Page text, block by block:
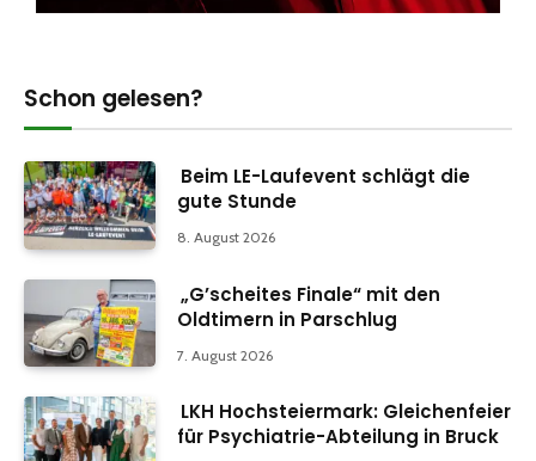
Schon gelesen?
Beim LE-Laufevent schlägt die
gute Stunde
8. August 2026
„G’scheites Finale“ mit den
Oldtimern in Parschlug
7. August 2026
LKH Hochsteiermark: Gleichenfeier
für Psychiatrie-Abteilung in Bruck